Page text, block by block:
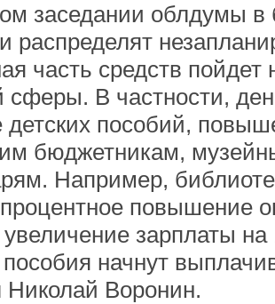
заседании облдумы в
распределят
часть средств
сферы. В частности,
детских пособий,
бюджетникам,
Например,
повышение
увеличение зарплаты
начнут
Воронин.